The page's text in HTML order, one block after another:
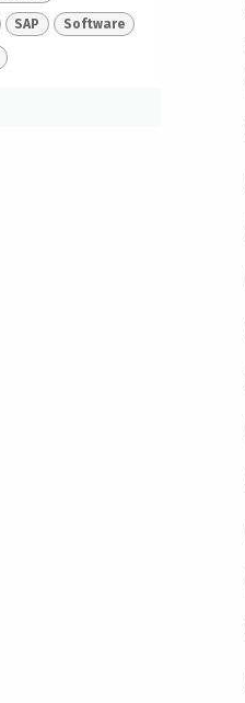
SAP Software